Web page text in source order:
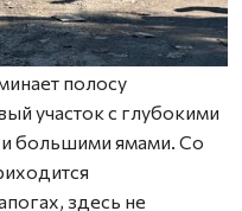
полосу
участок с глубокими
большими ямами. Со
здесь не